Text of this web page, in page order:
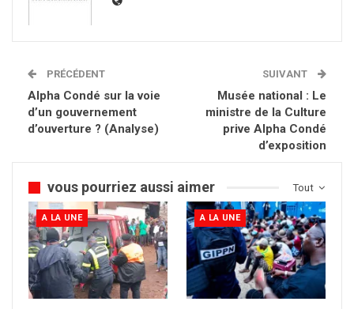
PRÉCÉDENT
Alpha Condé sur la voie
d’un gouvernement
d’ouverture ? (Analyse)
SUIVANT
Musée national : Le
ministre de la Culture
prive Alpha Condé
d’exposition
Tout
vous pourriez aussi aimer
A LA UNE A LA UNE